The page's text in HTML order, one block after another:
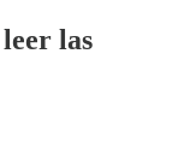
las